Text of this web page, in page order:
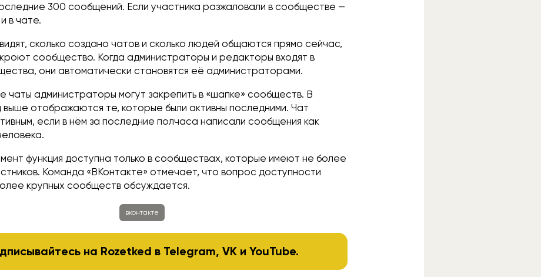
300 сообщений. Если участника разжаловали в сообществе —
в чате.
сколько создано чатов и сколько людей общаются прямо сейчас,
сообщество. Когда администраторы и редакторы входят в
они автоматически становятся её администраторами.
чаты администраторы могут закрепить в «шапке» сообществ. В
выше отображаются те, которые были активны последними. Чат
если в нём за последние полчаса написали сообщения как
функция доступна только в сообществах, которые имеют не более
Команда «ВКонтакте» отмечает, что вопрос доступности
крупных сообществ обсуждается.
вконтакте
на Rozetked в Telegram,VK иYouTube.